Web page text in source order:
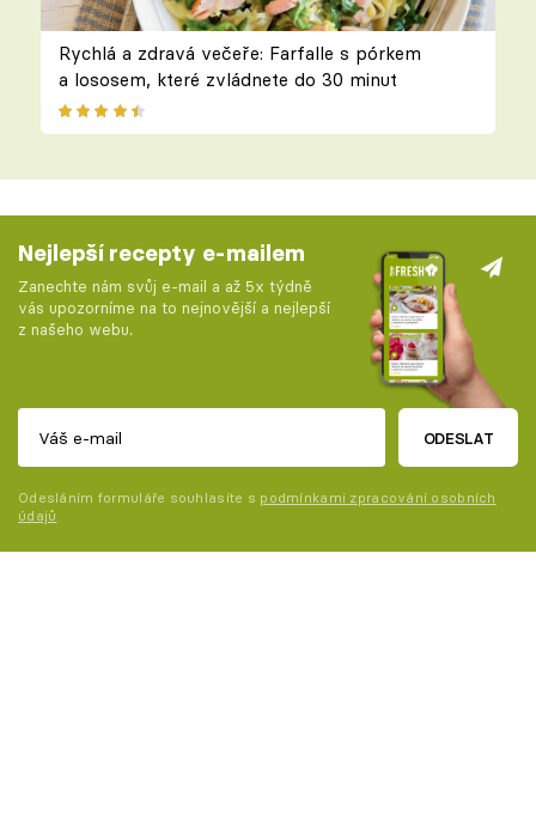
Rychlá a zdravá večeře: Farfalle s pórkem
a lososem, které zvládnete do 30 minut
Nejlepší recepty e-mailem
Zanechte nám svůj e-mail a až 5x týdně
vás upozorníme na to nejnovější a nejlepší
z našeho webu.
ODESLAT
Odesláním formuláře souhlasíte s podmínkami zpracování osobních
údajů